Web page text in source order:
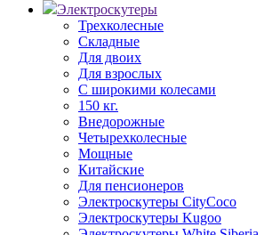
Электроскутеры
Трехколесные
Складные
Для двоих
Для взрослых
С широкими колесами
150 кг.
Внедорожные
Четырехколесные
Мощные
Китайские
Для пенсионеров
Электроскутеры CityCoco
Электроскутеры Kugoo